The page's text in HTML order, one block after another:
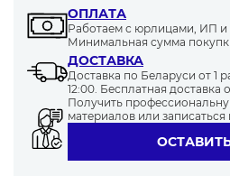
60 85 80-100
80-90
ОПЛАТА
Работаем с юрлицами, ИП и
Минимальная сумма
ДОСТАВКА
Доставка по Беларуси от 1
12:00. Бесплатная доставка
Получить
материалов или